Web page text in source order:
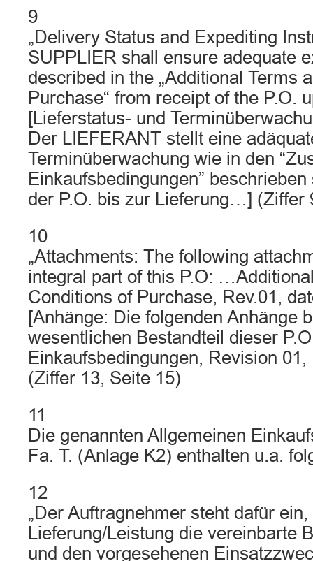
9
„Delivery Status and Expediting
SUPPLIER shall ensure adequate
described in the „Additional Terms
Purchase“ from receipt of the P.O.
[Lieferstatus- und
Der LIEFERANT stellt eine
Terminüberwachung wie in den
Einkaufsbedingungen”
der P.O. bis zur Lieferung…] (Ziffer
10
„Attachments: The following
integral part of this P.O:
Conditions of Purchase, Rev.01,
[Anhänge: Die folgenden Anhänge
wesentlichen Bestandteil dieser
Einkaufsbedingungen, Revision
(Ziffer 13, Seite 15)
11
Die genannten Allgemeinen
Fa. T. (Anlage K2) enthalten u.a.
12
„Der Auftragnehmer steht dafür
Lieferung/Leistung die vereinbarte
und den vorgesehenen